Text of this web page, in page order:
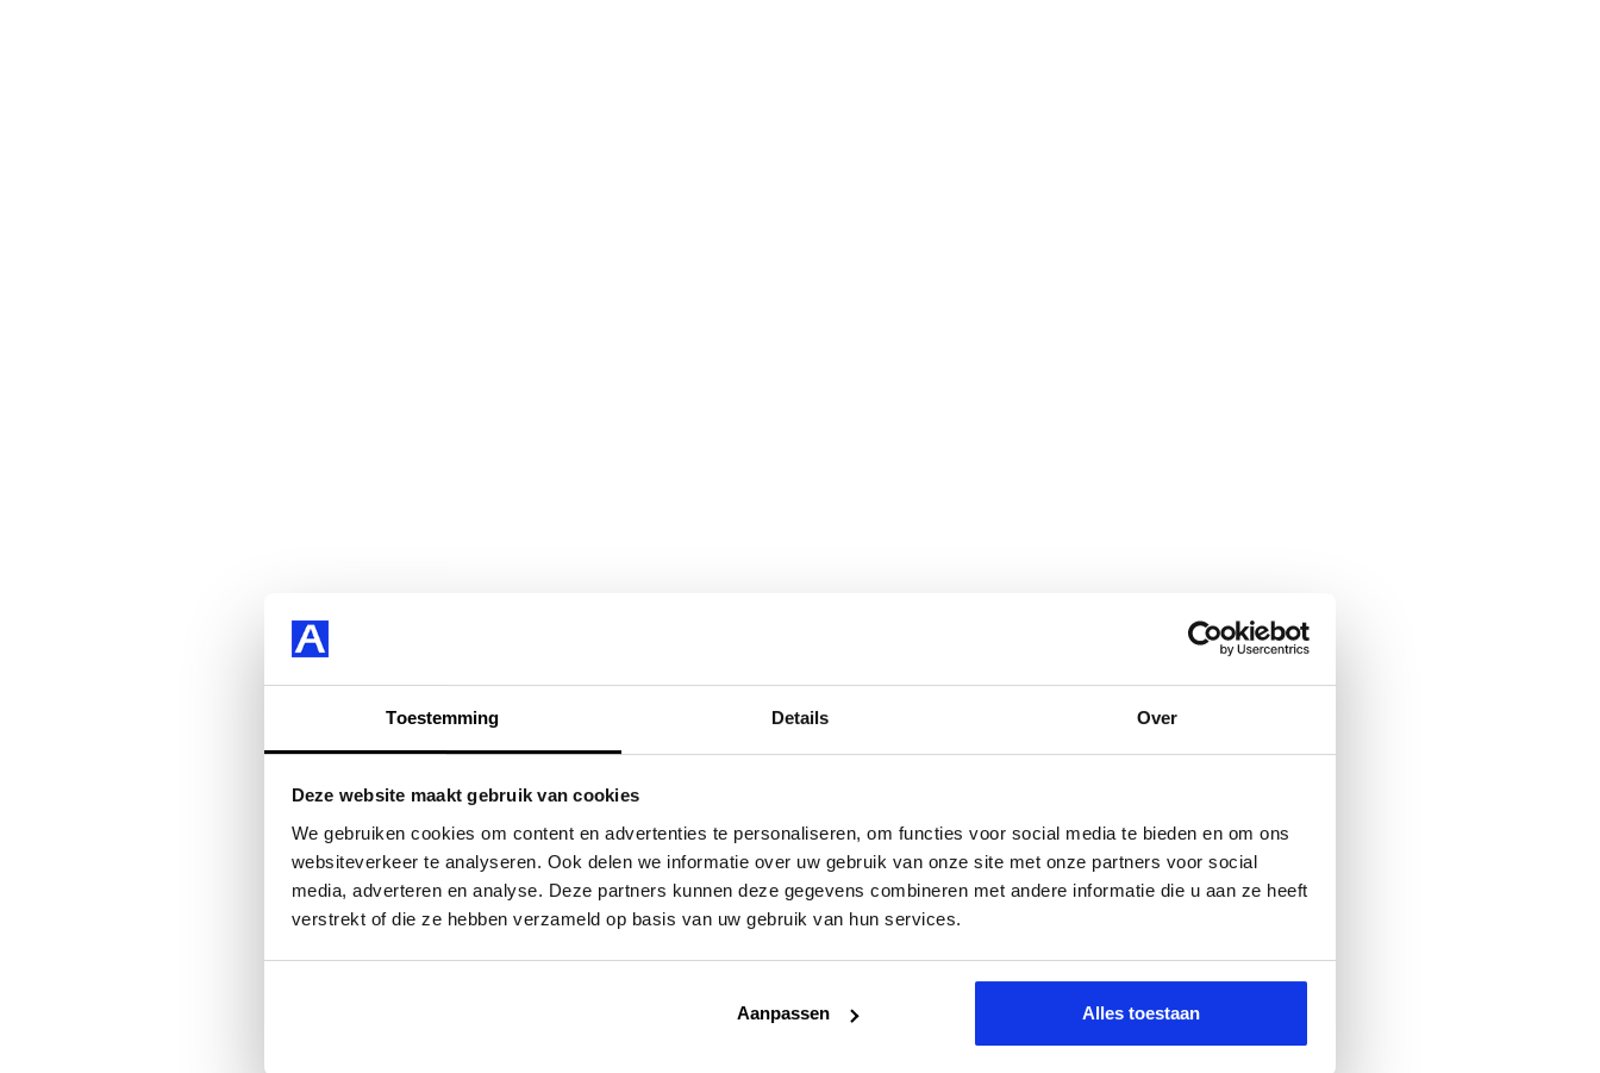
Toestemming Details Over
Deze website maakt gebruik van cookies
We gebruiken cookies om content en advertenties te personaliseren, om functies voor social media te bieden en om ons
websiteverkeer te analyseren. Ook delen we informatie over uw gebruik van onze site met onze partners voor social
media, adverteren en analyse. Deze partners kunnen deze gegevens combineren met andere informatie die u aan ze heeft
verstrekt of die ze hebben verzameld op basis van uw gebruik van hun services.
Aanpassen Alles toestaan